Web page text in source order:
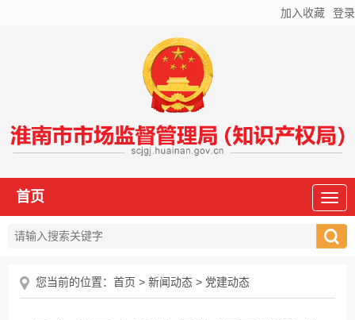
加入收藏 登录
首页
您当前的位置： 首页 > 新闻动态 > 党建动态